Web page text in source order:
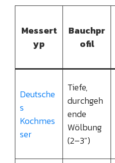
Messert
yp
Bauchpr
ofil
Deutsche
s
Kochmes
ser
Tiefe,
durchgeh
ende
Wölbung
(2–3″)